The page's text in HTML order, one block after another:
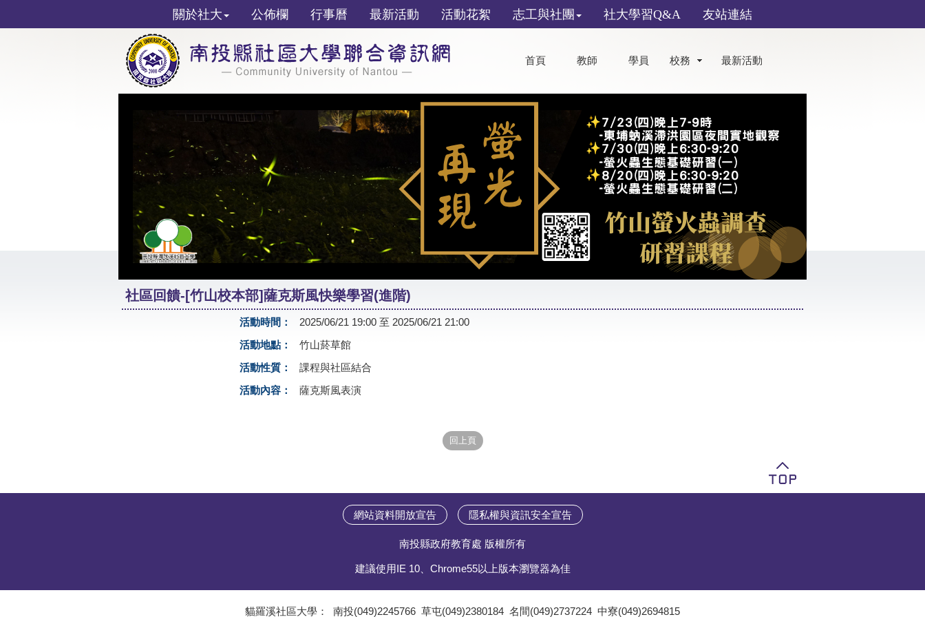
關於社大 公佈欄 行事曆 最新活動 活動花絮 志工與社團 社大學習Q&A 友站連結
首頁 教師 學員 校務 最新活動
社區回饋-[竹山校本部]薩克斯風快樂學習(進階)
活動時間：
2025/06/21 19:00 至 2025/06/21 21:00
活動地點：
竹山菸草館
活動性質：
課程與社區結合
活動內容：
薩克斯風表演
網站資料開放宣告 隱私權與資訊安全宣告
南投縣政府教育處 版權所有
建議使用IE 10、Chrome55以上版本瀏覽器為佳
貓羅溪社區大學： 南投(049)2245766 草屯(049)2380184 名間(049)2737224 中寮(049)2694815